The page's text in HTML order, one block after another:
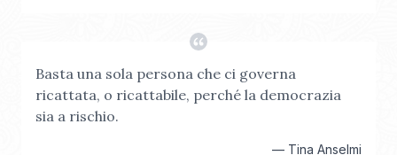
Basta una sola persona che ci governa
ricattata, o ricattabile, perché la democrazia
sia a rischio.
— Tina Anselmi